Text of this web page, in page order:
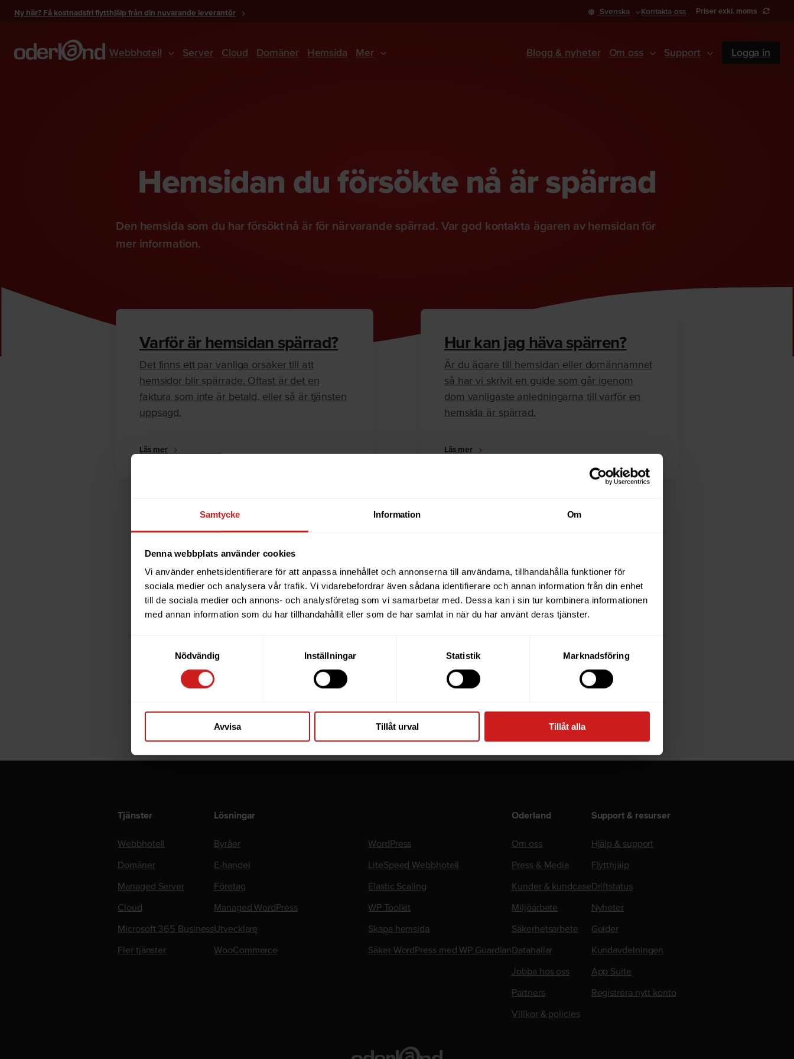
Samtycke Information Om
Denna webbplats använder cookies
Vi använder enhetsidentifierare för att anpassa innehållet och annonserna till användarna, tillhandahålla funktioner för
sociala medier och analysera vår trafik. Vi vidarebefordrar även sådana identifierare och annan information från din enhet
till de sociala medier och annons- och analysföretag som vi samarbetar med. Dessa kan i sin tur kombinera informationen
med annan information som du har tillhandahållit eller som de har samlat in när du har använt deras tjänster.
Nödvändig
Inställningar Statistik Marknadsföring
Avvisa Tillåt urval Tillåt alla
Ny här? Få kostnadsfri flytthjälp från din nuvarande leverantör Svenska Kontakta oss Priser exkl. moms
Webbhotell Server Cloud Domäner Hemsida Mer Blogg & nyheter Om oss Support Logga in
Hemsidan du försökte nå är spärrad
Den hemsida som du har försökt nå är för närvarande spärrad. Var god kontakta ägaren av hemsidan för
mer information.
Varför är hemsidan spärrad?
Det finns ett par vanliga orsaker till att
hemsidor blir spärrade. Oftast är det en
faktura som inte är betald, eller så är tjänsten
uppsagd.
Läs mer
Hur kan jag häva spärren?
Är du ägare till hemsidan eller domännamnet
så har vi skrivit en guide som går igenom
dom vanligaste anledningarna till varför en
hemsida är spärrad.
Läs mer
The website you were trying to reach
has been suspended
the website for further information.
If you are the owner of this website or domain pleaseread this FAQ
Tjänster
Webbhotell
Domäner
Managed Server
Cloud
Microsoft 365 Business
Fler tjänster
Lösningar
Byråer
E-handel
Företag
Managed WordPress
Utvecklare
WooCommerce
WordPress
LiteSpeed Webbhotell
Elastic Scaling
WP Toolkit
Skapa hemsida
Säker WordPress med WP Guardian
Oderland
Om oss
Press & Media
Kunder & kundcase
Miljöarbete
Säkerhetsarbete
Datahallar
Jobba hos oss
Partners
Villkor & policies
Support & resurser
Hjälp & support
Flytthjälp
Driftstatus
Nyheter
Guider
Kundavdelningen
App Suite
Registrera nytt konto